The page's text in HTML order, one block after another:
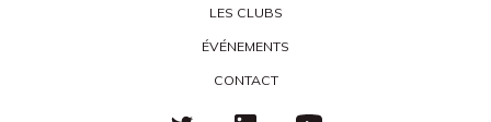
LES CLUBS
ÉVÉNEMENTS
CONTACT